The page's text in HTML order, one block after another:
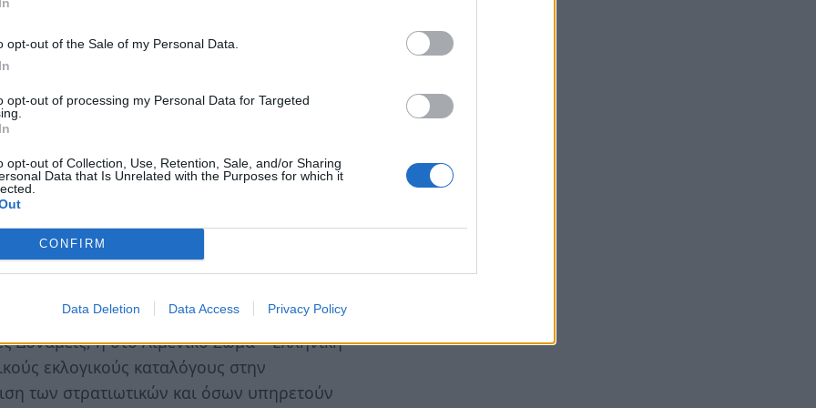
opt-out of the Sale of my Personal Data.
opt-out of processing my Personal Data for Targeted
opt-out of Collection, Use, Retention, Sale, and/or Sharing
Data that Is Unrelated with the Purposes for which it
CONFIRM
Data Deletion Data Access Privacy Policy
αστυνομική τους ταυτότητα ή τη
αρχής ή το διαβατήριό τους (ακόμα κι
ατομικό βιβλιάριο υγείας όλων των
τυχόν «κομμένα» δελτία αστυνομικής
και με χρήση της ψηφιακής ταυτότητας
πύλης https://wallet.gov.gr.
Πυροσβεστικού Σώματος και οι
Δυνάμεις, ή στο Λιμενικό Σώμα – Ελληνική
εκλογικούς καταλόγους στην
των στρατιωτικών και όσων υπηρετούν